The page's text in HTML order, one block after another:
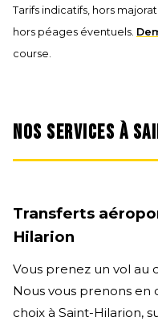
Tarifs indicatifs, hors
hors péages éventuels.
course.
NOS SERVICES À
Transferts
Hilarion
Vous prenez un vol au
Nous vous prenons en
choix à Saint-Hilarion,